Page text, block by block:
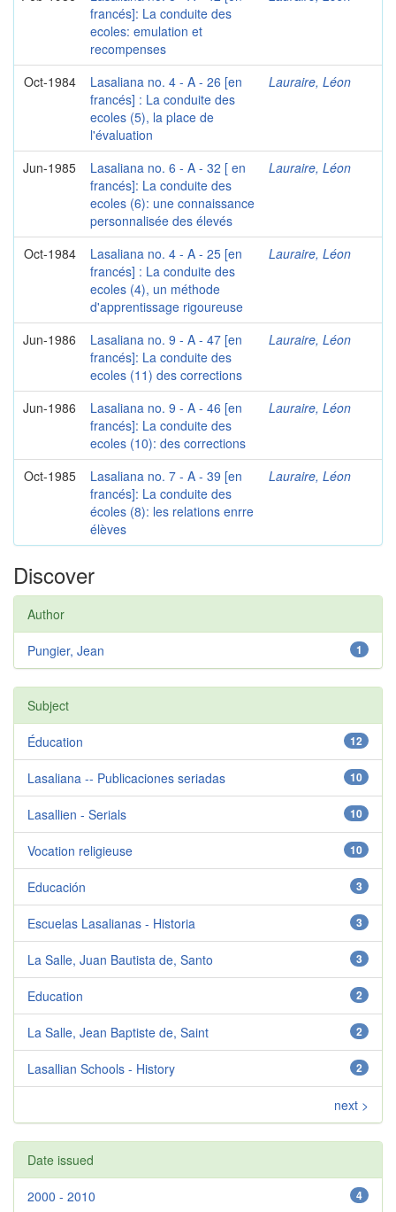
francés]: La conduite des
ecoles: emulation et
recompenses
Oct-1984
Lasaliana no. 4 - A - 26 [en
francés] : La conduite des
ecoles (5), la place de
l'évaluation
Lauraire, Léon
Jun-1985
Lasaliana no. 6 - A - 32 [ en
francés]: La conduite des
ecoles (6): une connaissance
personnalisée des élevés
Lauraire, Léon
Oct-1984
Lasaliana no. 4 - A - 25 [en
francés] : La conduite des
ecoles (4), un méthode
d'apprentissage rigoureuse
Lauraire, Léon
Jun-1986
Lasaliana no. 9 - A - 47 [en
francés]: La conduite des
ecoles (11) des corrections
Lauraire, Léon
Jun-1986
Lasaliana no. 9 - A - 46 [en
francés]: La conduite des
ecoles (10): des corrections
Lauraire, Léon
Oct-1985
Lasaliana no. 7 - A - 39 [en
francés]: La conduite des
écoles (8): les relations enrre
élèves
Lauraire, Léon
Discover
Author
1
Pungier, Jean
Subject
12
Éducation
10
Lasaliana -- Publicaciones seriadas
10
Lasallien - Serials
10
Vocation religieuse
3
Educación
3
Escuelas Lasalianas - Historia
3
La Salle, Juan Bautista de, Santo
2
Education
2
La Salle, Jean Baptiste de, Saint
2
Lasallian Schools - History
next >
Date issued
4
2000 - 2010